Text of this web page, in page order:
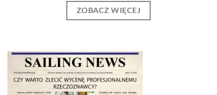
ZOBACZ WIĘCEJ